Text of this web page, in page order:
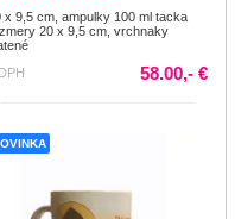
x 9,5 cm, ampulky 100 ml tacka
20 x 9,5 cm, vrchnaky
58.00,- €